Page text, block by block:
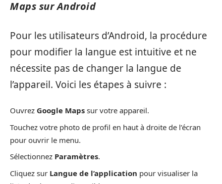
Maps sur Android
Pour les utilisateurs d’Android, la procédure
pour modifier la langue est intuitive et ne
nécessite pas de changer la langue de
l’appareil. Voici les étapes à suivre :
Ouvrez Google Maps sur votre appareil.
Touchez votre photo de profil en haut à droite de l’écran
pour ouvrir le menu.
Sélectionnez Paramètres.
Cliquez sur Langue de l’application pour visualiser la